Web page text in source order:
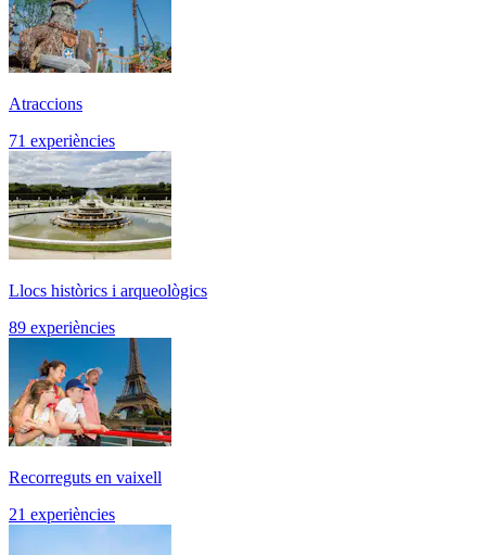
Atraccions
71 experiències
Llocs històrics i arqueològics
89 experiències
Recorreguts en vaixell
21 experiències